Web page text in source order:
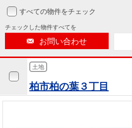
中古
マン
ショ
探す
無
料
査
店舗のご
案内（首
都圏）
古屋）
ごあいさ
つ
経営ビジ
ョン
沿革
本社地
新卒採用
情報
採用情報
法人のお客さま
提携企業にお勤めの方
すべての物件をチェック
チェックした物件すべてを
お問い合わせ
土地
柏市柏の葉３丁目